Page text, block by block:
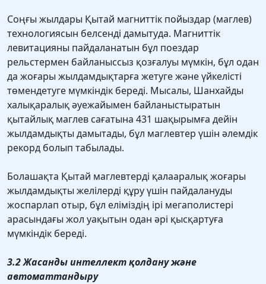
Соңғы жылдары Қытай магниттік пойыздар (маглев)
технологиясын белсенді дамытуда. Магниттік
левитацияны пайдаланатын бұл поездар
рельстермен байланыссыз қозғалуы мүмкін, бұл одан
да жоғары жылдамдықтарға жетуге және үйкелісті
төмендетуге мүмкіндік береді. Мысалы, Шанхайды
халықаралық әуежайымен байланыстыратын
қытайлық маглев сағатына 431 шақырымға дейін
жылдамдықты дамытады, бұл маглевтер үшін әлемдік
рекорд болып табылады.
Болашақта Қытай маглевтерді қалааралық жоғары
жылдамдықты желілерді құру үшін пайдалануды
жоспарлап отыр, бұл еліміздің ірі мегаполистері
арасындағы жол уақытын одан әрі қысқартуға
мүмкіндік береді.
3.2 Жасанды интеллект қолдану және
автоматтандыру